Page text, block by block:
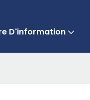
D'information